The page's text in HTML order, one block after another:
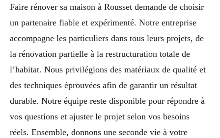
Faire rénover sa maison à Rousset demande de choisir
un partenaire fiable et expérimenté. Notre entreprise
accompagne les particuliers dans tous leurs projets, de
la rénovation partielle à la restructuration totale de
l’habitat. Nous privilégions des matériaux de qualité et
des techniques éprouvées afin de garantir un résultat
durable. Notre équipe reste disponible pour répondre à
vos questions et ajuster le projet selon vos besoins
réels. Ensemble, donnons une seconde vie à votre